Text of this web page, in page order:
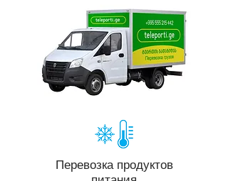
Перевозка продуктов